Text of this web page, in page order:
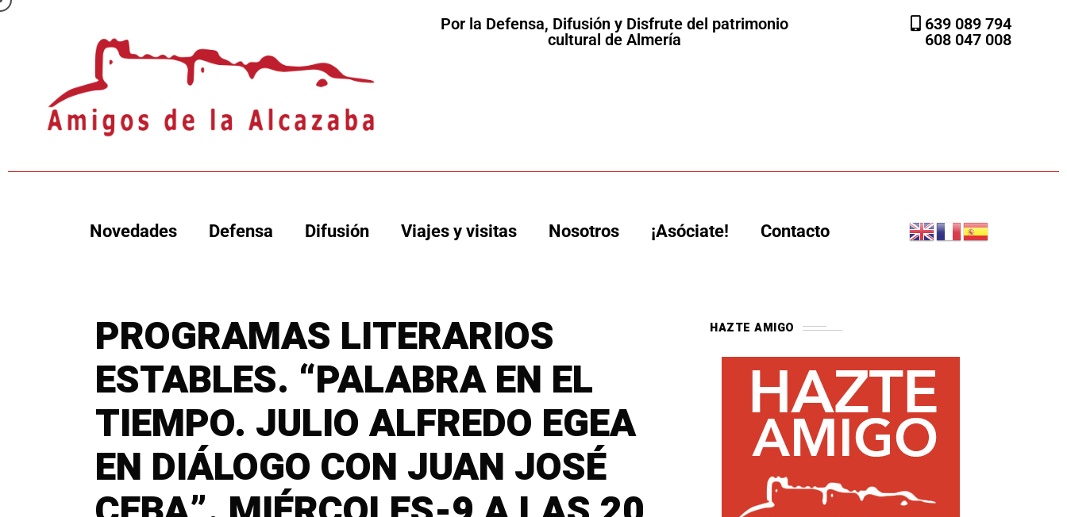
Por la Defensa, Difusión y Disfrute del patrimonio
cultural de Almería
639 089 794
608 047 008
Novedades Defensa Difusión Viajes y visitas Nosotros ¡Asóciate! Contacto
PROGRAMAS LITERARIOS
ESTABLES. “PALABRA EN EL
TIEMPO. JULIO ALFREDO EGEA
EN DIÁLOGO CON JUAN JOSÉ
HAZTE AMIGO